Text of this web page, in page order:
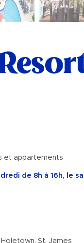
et appartements
de 8h à 16h, le
St. James